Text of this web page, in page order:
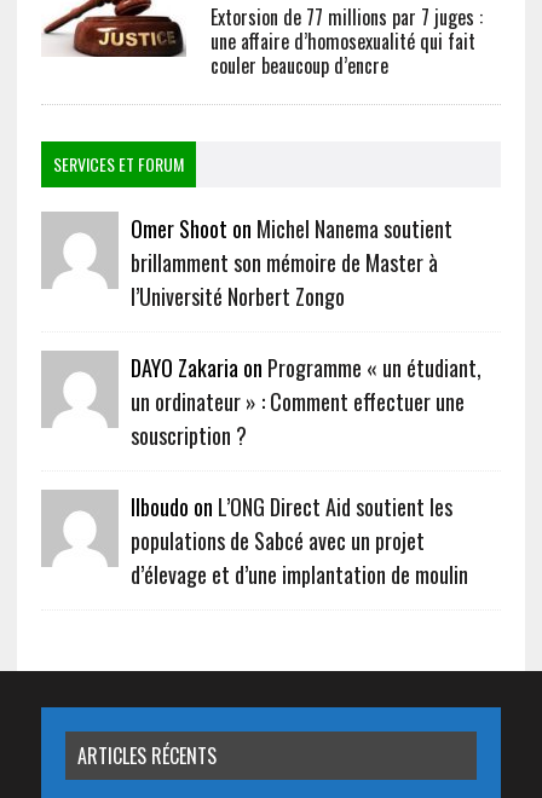
Extorsion de 77 millions par 7 juges :
une affaire d’homosexualité qui fait
couler beaucoup d’encre
SERVICES ET FORUM
Omer Shoot on Michel Nanema soutient
brillamment son mémoire de Master à
l’Université Norbert Zongo
DAYO Zakaria on Programme « un étudiant,
un ordinateur » : Comment effectuer une
souscription ?
Ilboudo on L’ONG Direct Aid soutient les
populations de Sabcé avec un projet
d’élevage et d’une implantation de moulin
ARTICLES RÉCENTS